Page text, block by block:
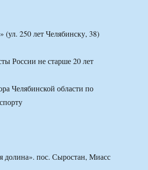
(ул. 250 лет Челябинску, 38)
России не старше 20 лет
Челябинской области по
долина». пос. Сыростан, Миасс